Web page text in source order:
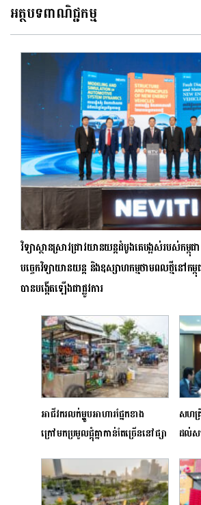
អត្ថបទពាណិជ្ជកម្ម
វិទ្យាស្ថានស្រាវជ្រាវយានយន្តដំបូងគេបង្អស់របស់កម្ពុជ
បច្ចេកវិទ្យាយានយន្ត និងឧស្សាហកម្មថាមពលថ្មីនៅ
បានបង្កើតឡើងជាផ្លូវការ
អាជីវករលក់ម្ហូបអាហារផ្នែកខាង
ក្រៅមកប្រមូលផ្តុំគ្នាកាន់តែច្រើននៅផ្សា
សហគ្រិ
ដល់ស
ខ្មែរ